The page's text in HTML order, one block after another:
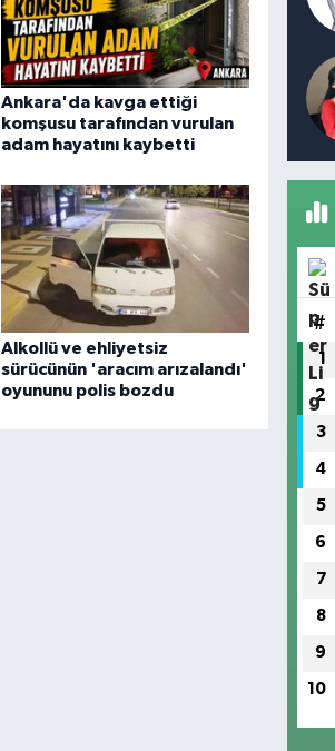
Ankara'da kavga ettiği
komşusu tarafından vurulan
adam hayatını kaybetti
Alkollü ve ehliyetsiz
sürücünün 'aracım arızalandı'
oyununu polis bozdu
#
1
2
3
4
5
6
7
8
9
10